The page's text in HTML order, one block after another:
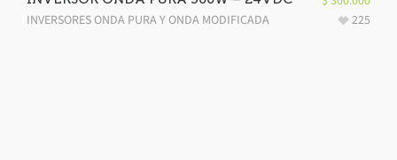
INVERSORES ONDA PURA Y ONDA MODIFICADA
225